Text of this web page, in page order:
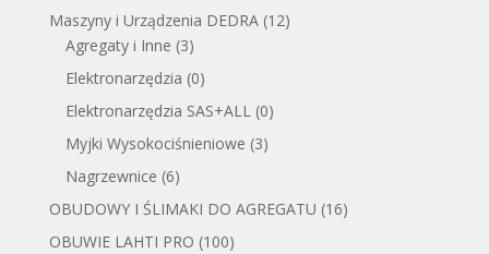
Maszyny i Urządzenia DEDRA (12)
Agregaty i Inne (3)
Elektronarzędzia (0)
Elektronarzędzia SAS+ALL (0)
Myjki Wysokociśnieniowe (3)
Nagrzewnice (6)
OBUDOWY I ŚLIMAKI DO AGREGATU (16)
OBUWIE LAHTI PRO (100)